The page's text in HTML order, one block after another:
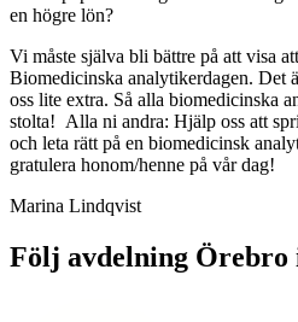
en högre lön?
Vi måste själva bli bättre på att visa
Biomedicinska analytikerdagen. Det
oss lite extra. Så alla biomedicinska
stolta! Alla ni andra: Hjälp oss att
och leta rätt på en biomedicinsk
gratulera honom/henne på vår dag!
Marina Lindqvist
Följ avdelning Örebro